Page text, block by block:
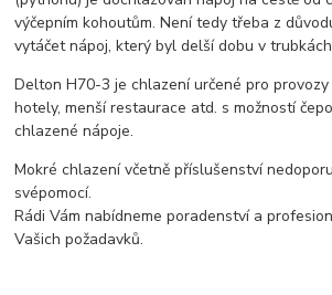
výčepním kohoutům. Není tedy třeba z
vytáčet nápoj, který byl delší dobu v
Delton H70-3 je chlazení určené pro
hotely, menší restaurace atd. s možností
chlazené nápoje.
Mokré chlazení včetně příslušenství
svépomocí.
Rádi Vám nabídneme poradenství a
Vašich požadavků.